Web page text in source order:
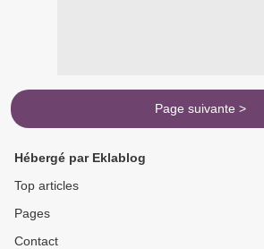
Page suivante >
Hébergé par Eklablog
Top articles
Pages
Contact